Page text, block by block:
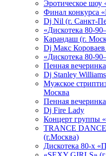
Эротическое шоу
Финал конкурса
Dj Nil (г. Санкт-
«Дискотека 80-
Карандаш (г.
Dj Макс
«Дискотека 80-
Пенная вечеринка
Dj Stanley
Мужское
Москва
Пенная вечеринка
Dj Fire Lady
Концерт группы
TRANCE
(г.Москва)
Дискотека 80-х